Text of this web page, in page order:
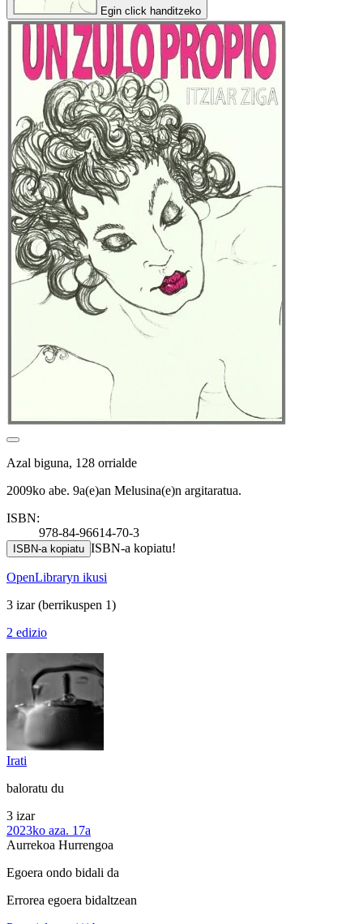
Egin click handitzeko
Azal biguna, 128 orrialde
2009ko abe. 9a(e)an Melusina(e)n argitaratua.
ISBN:
978-84-96614-70-3
ISBN-a kopiatu ISBN-a kopiatu!
OpenLibraryn ikusi
3 izar(berrikuspen 1)
2 edizio
Irati
baloratu du
3 izar
2023ko aza. 17a
Aurrekoa Hurrengoa
Egoera ondo bidali da
Errorea egoera bidaltzean